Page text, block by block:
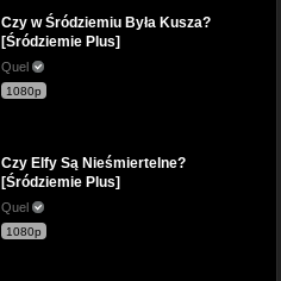
Czy w Śródziemiu Była Kusza?
[Śródziemie Plus]
Quel
1080p
Czy Elfy Są Nieśmiertelne?
[Śródziemie Plus]
Quel
1080p